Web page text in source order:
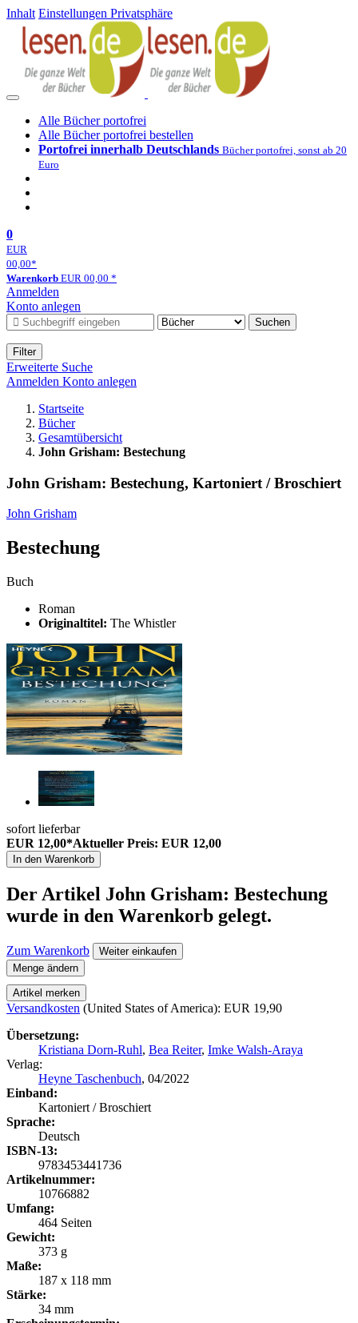
Inhalt Einstellungen Privatsphäre
Alle Bücher portofrei
Alle Bücher portofrei bestellen
Portofrei innerhalb Deutschlands Bücher portofrei, sonst ab 20
Euro
0
EUR
00,00*
Warenkorb EUR 00,00 *
Anmelden
Konto anlegen
Suchen
Filter
Erweiterte Suche
Anmelden Konto anlegen
Startseite
Bücher
Gesamtübersicht
John Grisham: Bestechung
John Grisham: Bestechung, Kartoniert / Broschiert
John Grisham
Bestechung
Buch
Roman
Originaltitel: The Whistler
sofort lieferbar
EUR 12,00*Aktueller Preis: EUR 12,00
In den Warenkorb
Der Artikel John Grisham: Bestechung
wurde in den Warenkorb gelegt.
Zum Warenkorb
Weiter einkaufen
Menge ändern
Artikel merken
Versandkosten (United States of America): EUR 19,90
Übersetzung:
Kristiana Dorn-Ruhl, Bea Reiter, Imke Walsh-Araya
Verlag:
Heyne Taschenbuch, 04/2022
Einband:
Kartoniert / Broschiert
Sprache:
Deutsch
ISBN-13:
9783453441736
Artikelnummer:
10766882
Umfang:
464 Seiten
Gewicht:
373 g
Maße:
187 x 118 mm
Stärke:
34 mm